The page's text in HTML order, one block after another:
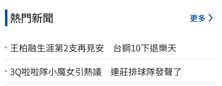
熱門新聞 更多
王柏融生涯第2支再見安 台鋼10下退樂天
3Q啦啦隊小魔女引熱議 連莊排球隊發聲了